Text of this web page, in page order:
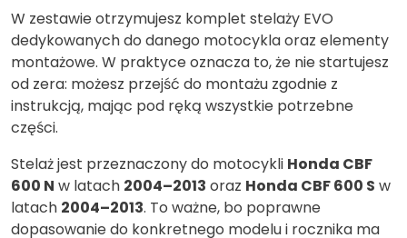
W zestawie otrzymujesz komplet stelaży EVO
dedykowanych do danego motocykla oraz elementy
montażowe. W praktyce oznacza to, że nie startujesz
od zera: możesz przejść do montażu zgodnie z
instrukcją, mając pod ręką wszystkie potrzebne
części.
Stelaż jest przeznaczony do motocykli Honda CBF
600 N w latach 2004–2013 oraz Honda CBF 600 S w
latach 2004–2013. To ważne, bo poprawne
dopasowanie do konkretnego modelu i rocznika ma